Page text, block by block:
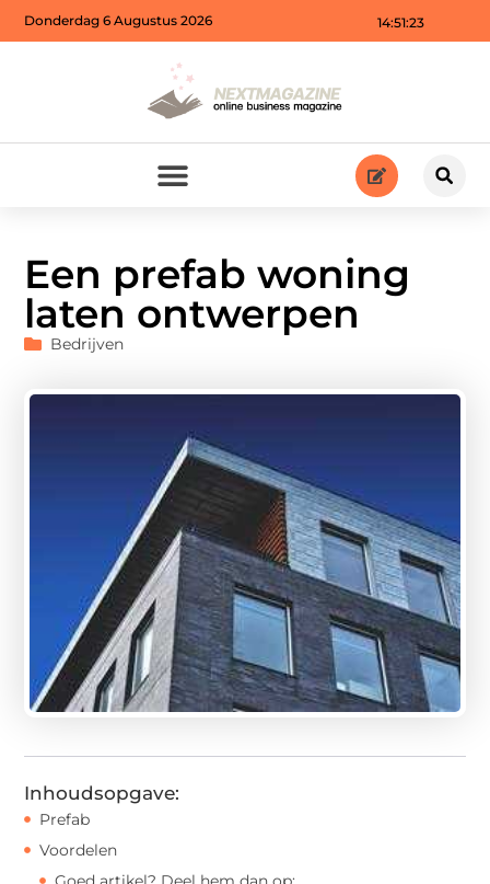
14:51:25
Donderdag 6 Augustus 2026
Een prefab woning
laten ontwerpen
Bedrijven
Inhoudsopgave:
Prefab
Voordelen